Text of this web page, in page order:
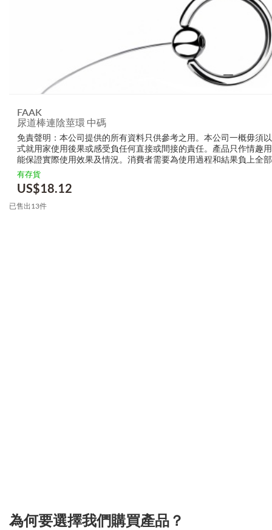
FAAK
尿道棒連陰莖環 中碼
免責聲明：本公司提供的所有資料只供參考之用。本公司一概毋須
式就用家使用後果或感受負任何直接或間接的責任。產品只作情趣
能保證實際使用效果及情況。消費者需要為使用過程和結果負上全
生產商無需要以任何方式為任何直接或間接的失誤負責，包括但不
的損毀，受傷或者任何傷害。
有存貨
US$18.12
已售出13件
為何要選擇我們購買產品？